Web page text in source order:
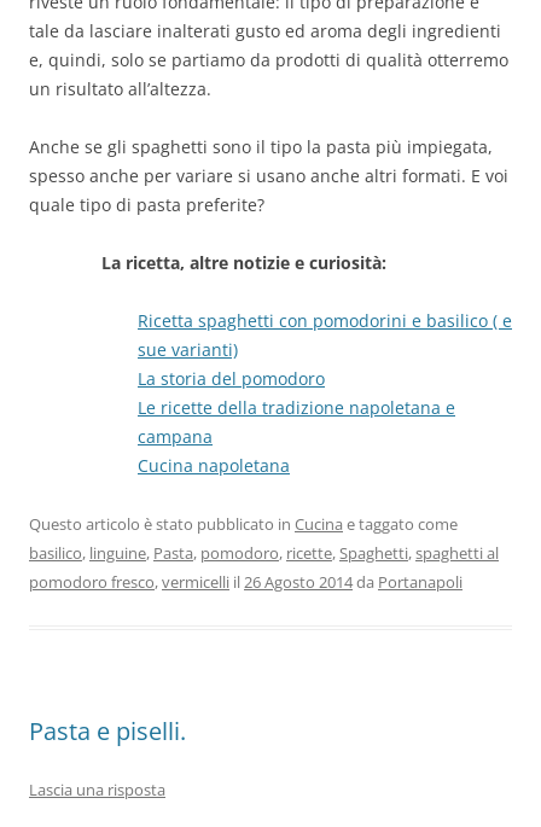
tale da lasciare inalterati gusto ed aroma degli ingredienti
e, quindi, solo se partiamo da prodotti di qualità otterremo
un risultato all’altezza.
Anche se gli spaghetti sono il tipo la pasta più impiegata,
spesso anche per variare si usano anche altri formati. E voi
quale tipo di pasta preferite?
La ricetta, altre notizie e curiosità:
Ricetta spaghetti con pomodorini e basilico ( e
sue varianti)
La storia del pomodoro
Le ricette della tradizione napoletana e
campana
Cucina napoletana
Questo articolo è stato pubblicato in Cucina e taggato come
basilico, linguine, Pasta, pomodoro, ricette,Spaghetti,spaghetti al
pomodoro fresco,vermicelli il26 Agosto 2014da Portanapoli
Pasta e piselli.
Lascia una risposta